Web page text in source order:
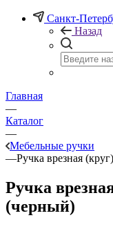
Санкт-
Назад
Главная
—
Каталог
—
Мебельные ручки
—Ручка врезная
Ручка
(черный)